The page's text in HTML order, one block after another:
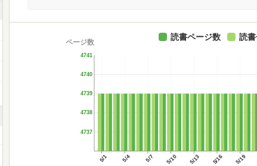
5/1 5/4 5/7 5/10 5/13 5/16 5/19
4737
4738
4739
4740
4741
ページ数
読書ページ数 読